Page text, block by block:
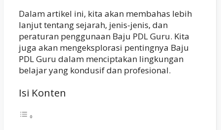
Dalam artikel ini, kita akan membahas lebih
lanjut tentang sejarah, jenis-jenis, dan
peraturan penggunaan Baju PDL Guru. Kita
juga akan mengeksplorasi pentingnya Baju
PDL Guru dalam menciptakan lingkungan
belajar yang kondusif dan profesional.
Isi Konten